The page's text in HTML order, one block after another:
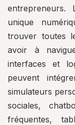
unique
trouver toutes
avoir à
interfaces et
peuvent
simulateurs
sociales,
fréquentes,